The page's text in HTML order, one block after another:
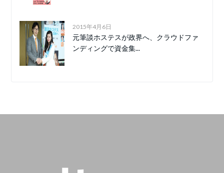
2015年4月6日
元筆談ホステスが政界へ、クラウドファ
ンディングで資金集...